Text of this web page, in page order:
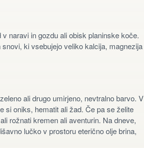
naravi in gozdu ali obisk planinske koče.
ki vsebujejo veliko kalcija, magnezija
ali drugo umirjeno, nevtralno barvo. V
si oniks, hematit ali žad. Če pa se želite
rožnati kremen ali aventurin. Na dneve,
lučko v prostoru eterično olje brina,